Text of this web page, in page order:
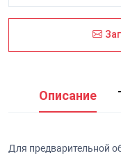
Описание
Для предварительной